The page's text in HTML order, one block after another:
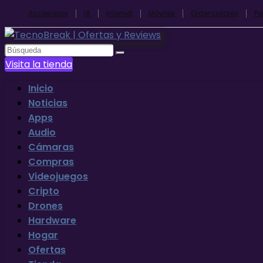
Accesorios IA Internet Móviles Ordenadores
Visita la tienda
Inicio
Noticias
Apps
Audio
Cámaras
Compras
Videojuegos
Cripto
Drones
Hardware
Hogar
Ofertas